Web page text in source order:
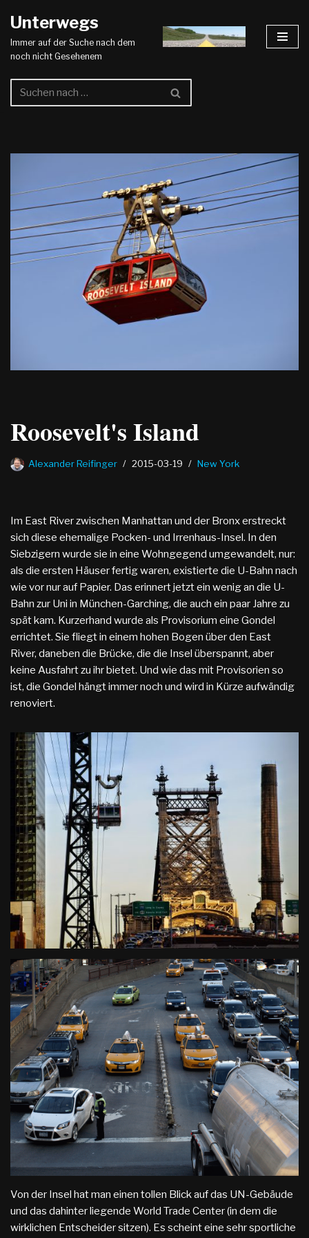
Zum
Inhalt
Unterwegs
Immer auf der Suche nach dem
noch nicht Gesehenem
Roosevelt's Island
Alexander Reifinger 2015-03-19 New York
Im East River zwischen Manhattan und der Bronx erstreckt
sich diese ehemalige Pocken- und Irrenhaus-Insel. In den
Siebzigern wurde sie in eine Wohngegend umgewandelt, nur:
als die ersten Häuser fertig waren, existierte die U-Bahn nach
wie vor nur auf Papier. Das erinnert jetzt ein wenig an die U-
Bahn zur Uni in München-Garching, die auch ein paar Jahre zu
spät kam. Kurzerhand wurde als Provisorium eine Gondel
errichtet. Sie fliegt in einem hohen Bogen über den East
River, daneben die Brücke, die die Insel überspannt, aber
keine Ausfahrt zu ihr bietet. Und wie das mit Provisorien so
ist, die Gondel hängt immer noch und wird in Kürze aufwändig
renoviert.
Von der Insel hat man einen tollen Blick auf das UN-Gebäude
und das dahinter liegende World Trade Center (in dem die
wirklichen Entscheider sitzen). Es scheint eine sehr sportliche